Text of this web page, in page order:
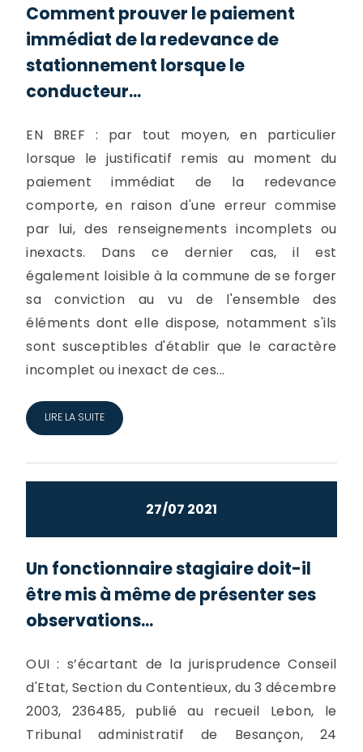
Comment prouver le paiement
immédiat de la redevance de
stationnement lorsque le
conducteur...
EN BREF : par tout moyen, en particulier
lorsque le justificatif remis au moment du
paiement immédiat de la redevance
comporte, en raison d'une erreur commise
par lui, des renseignements incomplets ou
inexacts. Dans ce dernier cas, il est
également loisible à la commune de se forger
sa conviction au vu de l'ensemble des
éléments dont elle dispose, notamment s'ils
sont susceptibles d'établir que le caractère
incomplet ou inexact de ces...
LIRE LA SUITE
27/07 2021
Un fonctionnaire stagiaire doit-il
être mis à même de présenter ses
observations...
OUI : s’écartant de la jurisprudence Conseil
d'Etat, Section du Contentieux, du 3 décembre
2003, 236485, publié au recueil Lebon, le
Tribunal administratif de Besançon, 24